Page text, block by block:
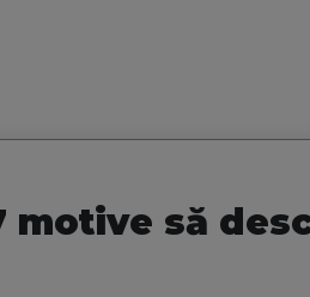
motive să